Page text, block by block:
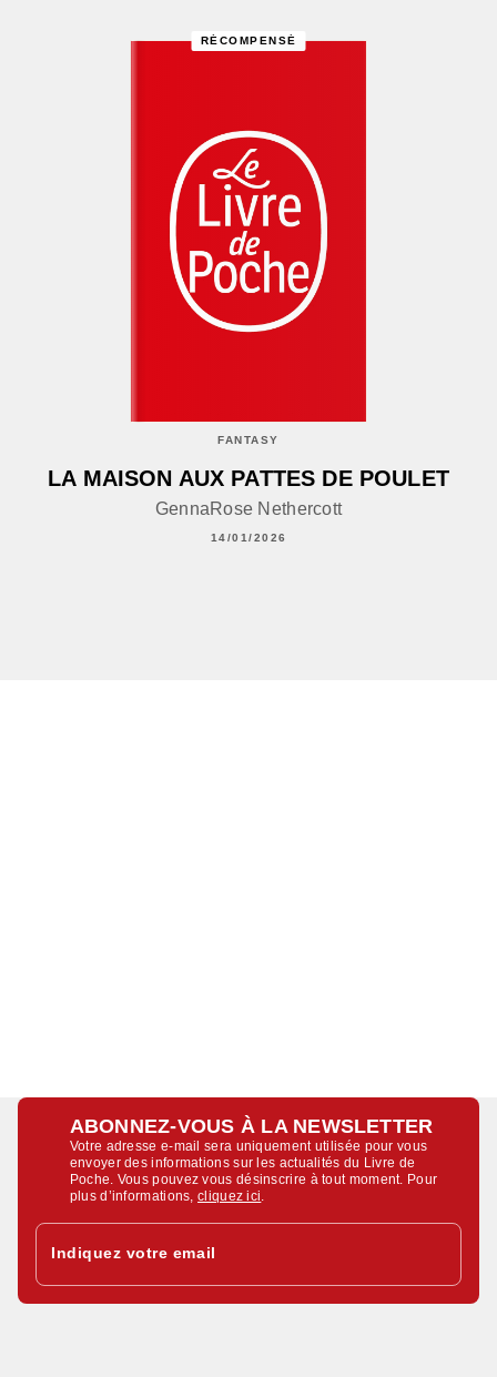
RÉCOMPENSÉ
FANTASY
LA MAISON AUX PATTES DE POULET
GennaRose Nethercott
14/01/2026
ABONNEZ-VOUS À LA NEWSLETTER
Votre adresse e-mail sera uniquement utilisée pour vous
envoyer des informations sur les actualités du Livre de
Poche. Vous pouvez vous désinscrire à tout moment. Pour
plus d’informations,cliquez ici
Indiquez votre email